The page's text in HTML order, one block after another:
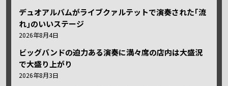
デュオアルバムがライブクァルテットで演奏された｢流
れ｣のいいステージ
2026年8月4日
ビッグバンドの迫力ある演奏に満々席の店内は大盛況
で大盛り上がり
2026年8月3日